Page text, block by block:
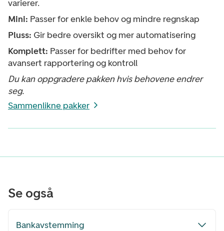
varierer.
Mini: Passer for enkle behov og mindre regnskap
Pluss: Gir bedre oversikt og mer automatisering
Komplett: Passer for bedrifter med behov for
avansert rapportering og kontroll
Du kan oppgradere pakken hvis behovene endrer
seg.
Sammenlikne pakker
Se også
Bankavstemming